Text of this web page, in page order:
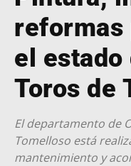
reformas
el estado
Toros de
El departamento de
Tomelloso está
mantenimiento y